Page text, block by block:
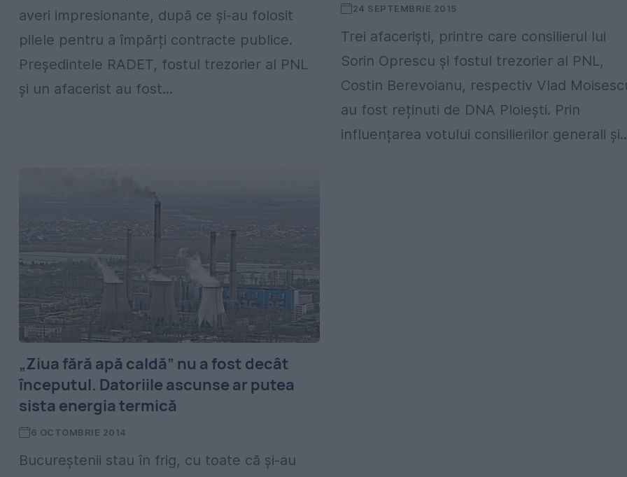
averi impresionante, după ce și-au folosit
pilele pentru a împărți contracte publice.
Președintele RADET, fostul trezorier al PNL
și un afacerist au fost...
24 SEPTEMBRIE 2015
Trei afaceriști, printre care consilierul lui
Sorin Oprescu și fostul trezorier al PNL,
Costin Berevoianu, respectiv Vlad
au fost reținuti de DNA Ploiești. Prin
influențarea votului consilierilor generali
„Ziua fără apă caldă” nu a fost decât
începutul. Datoriile ascunse ar putea
sista energia termică
6 OCTOMBRIE 2014
Bucureștenii stau în frig, cu toate că și-au